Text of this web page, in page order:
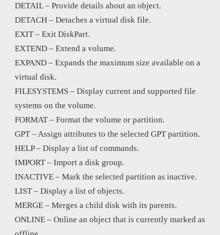
DETAIL – Provide details about an object.
DETACH – Detaches a virtual disk file.
EXIT – Exit DiskPart.
EXTEND – Extend a volume.
EXPAND – Expands the maximum size available on a
virtual disk.
FILESYSTEMS – Display current and supported file
systems on the volume.
FORMAT – Format the volume or partition.
GPT – Assign attributes to the selected GPT partition.
HELP – Display a list of commands.
IMPORT – Import a disk group.
INACTIVE – Mark the selected partition as inactive.
LIST – Display a list of objects.
MERGE – Merges a child disk with its parents.
ONLINE – Online an object that is currently marked as